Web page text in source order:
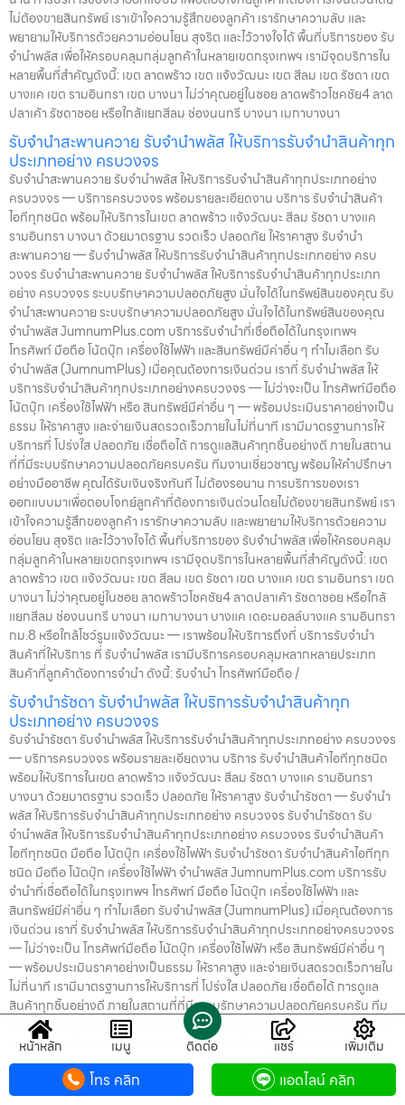
ไม่ต้องขายสินทรัพย์ เราเข้าใจความรู้สึกของลูกค้า เรารักษาความลับ และ
พยายามให้บริการด้วยความอ่อนโยน สุจริต และไว้วางใจได้ พื้นที่บริการของ รับ
จำนำพลัส เพื่อให้ครอบคลุมกลุ่มลูกค้าในหลายเขตกรุงเทพฯ เรามีจุดบริการใน
หลายพื้นที่สำคัญดังนี้: เขต ลาดพร้าว เขต แจ้งวัฒนะ เขต สีลม เขต รัชดา เขต
บางแค เขต รามอินทรา เขต บางนา ไม่ว่าคุณอยู่ในซอย ลาดพร้าวโชคชัย4 ลาด
ปลาเค้า รัชดาซอย หรือใกล้แยกสีลม ช่องนนทรี บางนา เมกาบางนา
รับจำนำสะพานควาย รับจำนำพลัส ให้บริการรับจำนำสินค้าทุก
ประเภทอย่าง ครบวงจร
รับจำนำสะพานควาย รับจำนำพลัส ให้บริการรับจำนำสินค้าทุกประเภทอย่าง
ครบวงจร — บริการครบวงจร พร้อมรายละเอียดงาน บริการ รับจำนำสินค้า
ไอทีทุกชนิด พร้อมให้บริการในเขต ลาดพร้าว แจ้งวัฒนะ สีลม รัชดา บางแค
รามอินทรา บางนา ด้วยมาตรฐาน รวดเร็ว ปลอดภัย ให้ราคาสูง รับจำนำ
สะพานควาย — รับจำนำพลัส ให้บริการรับจำนำสินค้าทุกประเภทอย่าง ครบ
วงจร รับจำนำสะพานควาย รับจำนำพลัส ให้บริการรับจำนำสินค้าทุกประเภท
อย่าง ครบวงจร ระบบรักษาความปลอดภัยสูง มั่นใจได้ในทรัพย์สินของคุณ รับ
จำนำสะพานควาย ระบบรักษาความปลอดภัยสูง มั่นใจได้ในทรัพย์สินของคุณ
จำนำพลัส JumnumPlus.com บริการรับจำนำที่เชื่อถือได้ในกรุงเทพฯ
โทรศัพท์ มือถือ โน้ตบุ๊ก เครื่องใช้ไฟฟ้า และสินทรัพย์มีค่าอื่น ๆ ทำไมเลือก รับ
จำนำพลัส (JumnumPlus) เมื่อคุณต้องการเงินด่วน เราที่ รับจำนำพลัส ให้
บริการรับจำนำสินค้าทุกประเภทอย่างครบวงจร — ไม่ว่าจะเป็น โทรศัพท์มือถือ
โน้ตบุ๊ก เครื่องใช้ไฟฟ้า หรือ สินทรัพย์มีค่าอื่น ๆ — พร้อมประเมินราคาอย่างเป็น
ธรรม ให้ราคาสูง และจ่ายเงินสดรวดเร็วภายในไม่กี่นาที เรามีมาตรฐานการให้
บริการที่ โปร่งใส ปลอดภัย เชื่อถือได้ การดูแลสินค้าทุกชิ้นอย่างดี ภายในสถาน
ที่ที่มีระบบรักษาความปลอดภัยครบครัน ทีมงานเชี่ยวชาญ พร้อมให้คำปรึกษา
อย่างมืออาชีพ คุณได้รับเงินจริงทันที ไม่ต้องรอนาน การบริการของเรา
ออกแบบมาเพื่อตอบโจทย์ลูกค้าที่ต้องการเงินด่วนโดยไม่ต้องขายสินทรัพย์ เรา
เข้าใจความรู้สึกของลูกค้า เรารักษาความลับ และพยายามให้บริการด้วยความ
อ่อนโยน สุจริต และไว้วางใจได้ พื้นที่บริการของ รับจำนำพลัส เพื่อให้ครอบคลุม
กลุ่มลูกค้าในหลายเขตกรุงเทพฯ เรามีจุดบริการในหลายพื้นที่สำคัญดังนี้: เขต
ลาดพร้าว เขต แจ้งวัฒนะ เขต สีลม เขต รัชดา เขต บางแค เขต รามอินทรา เขต
บางนา ไม่ว่าคุณอยู่ในซอย ลาดพร้าวโชคชัย4 ลาดปลาเค้า รัชดาซอย หรือใกล้
แยกสีลม ช่องนนทรี บางนา เมกาบางนา บางแค เดอะมอลล์บางแค รามอินทรา
กม.8 หรือใกล้โชว์รูมแจ้งวัฒนะ — เราพร้อมให้บริการถึงที่ บริการรับจำนำ
สินค้าที่ให้บริการ ที่ รับจำนำพลัส เรามีบริการครอบคลุมหลากหลายประเภท
สินค้าที่ลูกค้าต้องการจำนำ ดังนี้: รับจำนำ โทรศัพท์มือถือ /
รับจำนำรัชดา รับจำนำพลัส ให้บริการรับจำนำสินค้าทุก
ประเภทอย่าง ครบวงจร
รับจำนำรัชดา รับจำนำพลัส ให้บริการรับจำนำสินค้าทุกประเภทอย่าง ครบวงจร
— บริการครบวงจร พร้อมรายละเอียดงาน บริการ รับจำนำสินค้าไอทีทุกชนิด
พร้อมให้บริการในเขต ลาดพร้าว แจ้งวัฒนะ สีลม รัชดา บางแค รามอินทรา
บางนา ด้วยมาตรฐาน รวดเร็ว ปลอดภัย ให้ราคาสูง รับจำนำรัชดา — รับจำนำ
พลัส ให้บริการรับจำนำสินค้าทุกประเภทอย่าง ครบวงจร รับจำนำรัชดา รับ
จำนำพลัส ให้บริการรับจำนำสินค้าทุกประเภทอย่าง ครบวงจร รับจำนำสินค้า
ไอทีทุกชนิด มือถือ โน้ตบุ๊ก เครื่องใช้ไฟฟ้า รับจำนำรัชดา รับจำนำสินค้าไอทีทุก
ชนิด มือถือ โน้ตบุ๊ก เครื่องใช้ไฟฟ้า จำนำพลัส JumnumPlus.com บริการรับ
จำนำที่เชื่อถือได้ในกรุงเทพฯ โทรศัพท์ มือถือ โน้ตบุ๊ก เครื่องใช้ไฟฟ้า และ
สินทรัพย์มีค่าอื่น ๆ ทำไมเลือก รับจำนำพลัส (JumnumPlus) เมื่อคุณต้องการ
เงินด่วน เราที่ รับจำนำพลัส ให้บริการรับจำนำสินค้าทุกประเภทอย่างครบวงจร
— ไม่ว่าจะเป็น โทรศัพท์มือถือ โน้ตบุ๊ก เครื่องใช้ไฟฟ้า หรือ สินทรัพย์มีค่าอื่น ๆ
— พร้อมประเมินราคาอย่างเป็นธรรม ให้ราคาสูง และจ่ายเงินสดรวดเร็วภายใน
ไม่กี่นาที เรามีมาตรฐานการให้บริการที่ โปร่งใส ปลอดภัย เชื่อถือได้ การดูแล
สินค้าทุกชิ้นอย่างดี ภายในสถานที่ที่มีระบบรักษาความปลอดภัยครบครัน ทีม
งานเชี่ยวชาญ พร้อมให้คำปรึกษาอย่างมืออาชีพ คุณได้รับเงินจริงทันที ไม่ต้อง
รอนาน การบริการของเราออกแบบมาเพื่อตอบโจทย์ลูกค้าที่ต้องการเงินด่วน
โดยไม่ต้องขายสินทรัพย์ เราเข้าใจความรู้สึกของลูกค้า เรารักษาความลับ และ
พยายามให้บริการด้วยความอ่อนโยน สุจริต และไว้วางใจได้ พื้นที่บริการของ รับ
จำนำพลัส เพื่อให้ครอบคลุมกลุ่มลูกค้าในหลายเขตกรุงเทพฯ เรามีจุดบริการใน
หน้าหลัก เมนู ติดต่อ แชร์ เพิ่มเติม
โทร คลิก แอดไลน์ คลิก